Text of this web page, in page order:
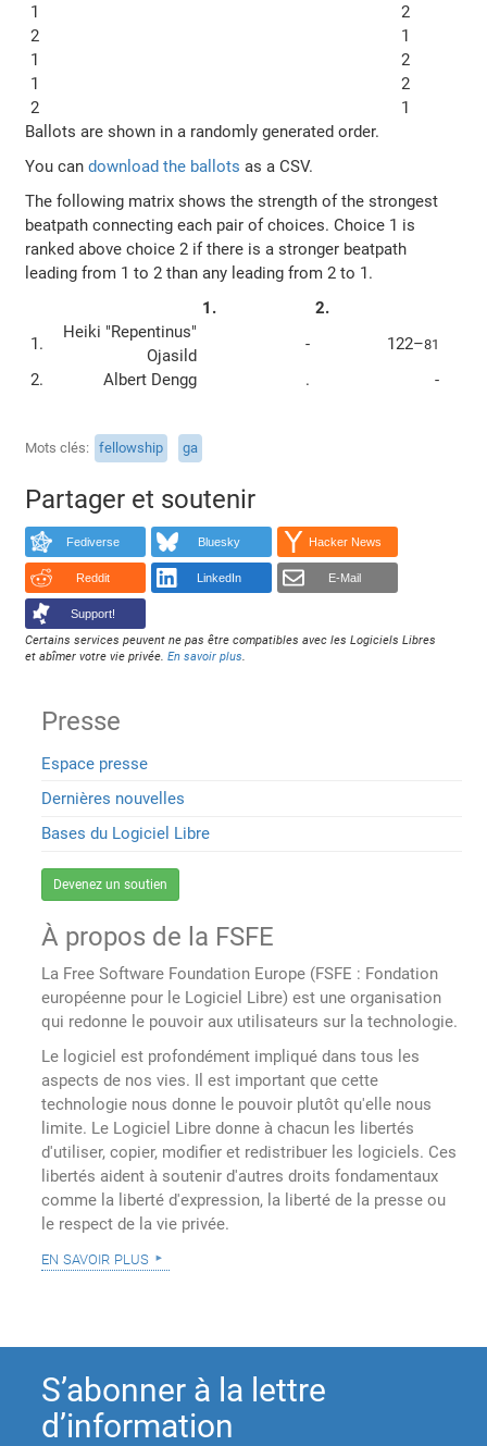
1
2
2
1
1
2
1
2
2
1
Ballots are shown in a randomly generated order.
You candownload the ballots as a CSV.
The following matrix shows the strength of the strongest
beatpath connecting each pair of choices. Choice 1 is
ranked above choice 2 if there is a stronger beatpath
leading from 1 to 2 than any leading from 2 to 1.
1.
2.
1.
Heiki "Repentinus"
Ojasild
- 122–81
2. Albert Dengg . -
Mots clés fellowship ga
Partager et soutenir
Fediverse Bluesky Hacker News
Reddit LinkedIn E-Mail
Support!
Certains services peuvent ne pas être compatibles avec les Logiciels Libres
et abîmer votre vie privée.En savoir plus.
Presse
Espace presse
Dernières nouvelles
Bases du Logiciel Libre
Devenez un soutien
À propos de la FSFE
La Free Software Foundation Europe (FSFE : Fondation
européenne pour le Logiciel Libre) est une organisation
qui redonne le pouvoir aux utilisateurs sur la technologie.
Le logiciel est profondément impliqué dans tous les
aspects de nos vies. Il est important que cette
technologie nous donne le pouvoir plutôt qu'elle nous
limite. Le Logiciel Libre donne à chacun les libertés
d'utiliser, copier, modifier et redistribuer les logiciels. Ces
libertés aident à soutenir d'autres droits fondamentaux
comme la liberté d'expression, la liberté de la presse ou
le respect de la vie privée.
en savoir plus
S’abonner à la lettre
d’information